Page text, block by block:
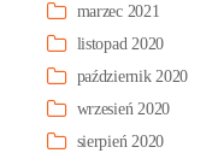
marzec 2021
listopad 2020
październik 2020
wrzesień 2020
sierpień 2020